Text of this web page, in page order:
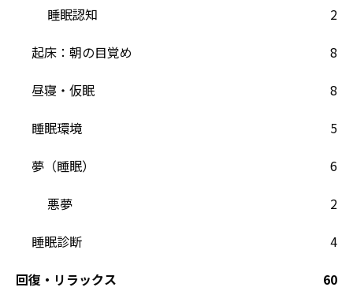
睡眠認知
2
起床：朝の目覚め
8
昼寝・仮眠
8
睡眠環境
5
夢（睡眠）
6
悪夢
2
睡眠診断
4
回復・リラックス
60